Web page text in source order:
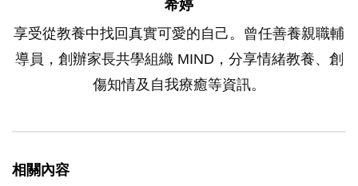
希婷
享受從教養中找回真實可愛的自己。曾任善養親職輔
導員，創辦家長共學組織 MIND，分享情緒教養、創
傷知情及自我療癒等資訊。
相關內容